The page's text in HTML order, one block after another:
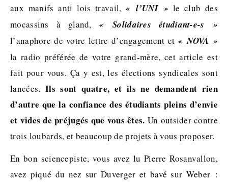
aux manifs anti lois travail,« l’UNI » le club des
mocassins à gland, « Solidaires étudiant-e-s »
l’anaphore de votre lettre d’engagement et « NOVA »
la radio préférée de votre grand-mère, cet article est
fait pour vous. Ça y est, les élections syndicales sont
lancées. Ils sont quatre, et ils ne demandent rien
d’autre que la confiance des étudiants pleins d’envie
et vides de préjugés que vous êtes. Un outsider contre
trois loubards, et beaucoup de projets à vous proposer.
En bon sciencepiste, vous avez lu Pierre Rosanvallon,
avez piqué du nez sur Duverger et bavé sur Weber :